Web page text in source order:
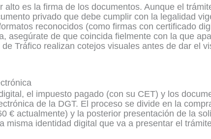
alto es la firma de los documentos. Aunque el
privado que debe cumplir con la legalidad
reconocidos (como firmas con certificado
asegúrate de que coincida fielmente con la que
Tráfico realizan cotejos visuales antes de dar el
el impuesto pagado (con su CET) y los
de la DGT. El proceso se divide en la
€ actualmente) y la posterior presentación de la
misma identidad digital que va a presentar el